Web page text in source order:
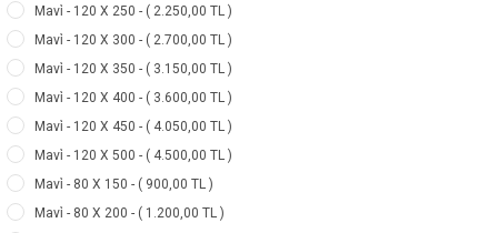
Mavi̇ - 120 X 250 - ( 2.250,00 TL )
Mavi̇ - 120 X 300 - ( 2.700,00 TL )
Mavi̇ - 120 X 350 - ( 3.150,00 TL )
Mavi̇ - 120 X 400 - ( 3.600,00 TL )
Mavi̇ - 120 X 450 - ( 4.050,00 TL )
Mavi̇ - 120 X 500 - ( 4.500,00 TL )
Mavi̇ - 80 X 150 - ( 900,00 TL )
Mavi̇ - 80 X 200 - ( 1.200,00 TL )